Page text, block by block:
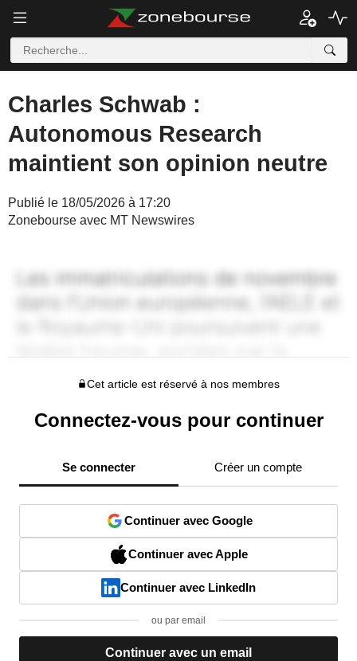
Charles Schwab :
Autonomous Research
maintient son opinion neutre
Publié le 18/05/2026 à 17:20
Zonebourse avec MT Newswires
Cet article est réservé à nos membres
Connectez-vous pour continuer
Se connecter Créer un compte
Continuer avec Google
Continuer avec Apple
Continuer avec LinkedIn
ou par email
Continuer avec un email